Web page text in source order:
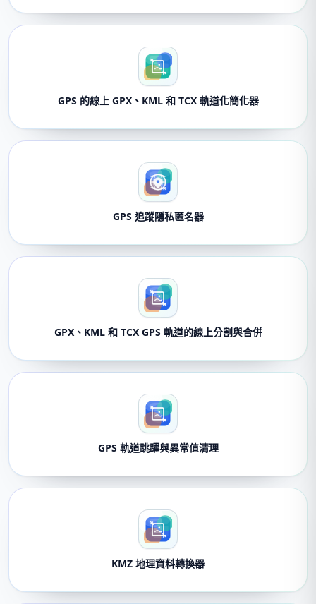
GPS 的線上 GPX、KML 和 TCX 軌道化簡化器
GPS 追蹤隱私匿名器
GPX、KML 和 TCX GPS 軌道的線上分割與合併
GPS 軌道跳躍與異常值清理
KMZ 地理資料轉換器